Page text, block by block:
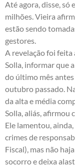
Até agora, disse, só
milhões. Vieira
estão sendo
gestores.
A revelação foi feita
Solla, informar que
do último mês
outubro passado.
da alta e média
Solla, aliás, afirmou
Ele lamentou,
crimes de
Fiscal), mas não
socorro e deixa